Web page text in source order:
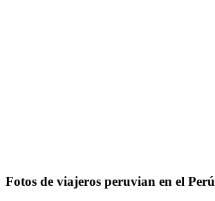
Fotos de viajeros peruvian en el Perú